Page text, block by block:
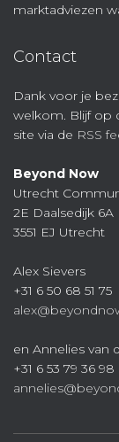
marktadviezen
Contact
Dank voor je
welkom. Blijf op
site via de RSS
Beyond Now
Utrecht
2E Daalsedijk 6A
3551 EJ Utrecht
Alex Sievers
+31 6 50 68 51 75
en Annelies van
+31 6 53 79 36 98